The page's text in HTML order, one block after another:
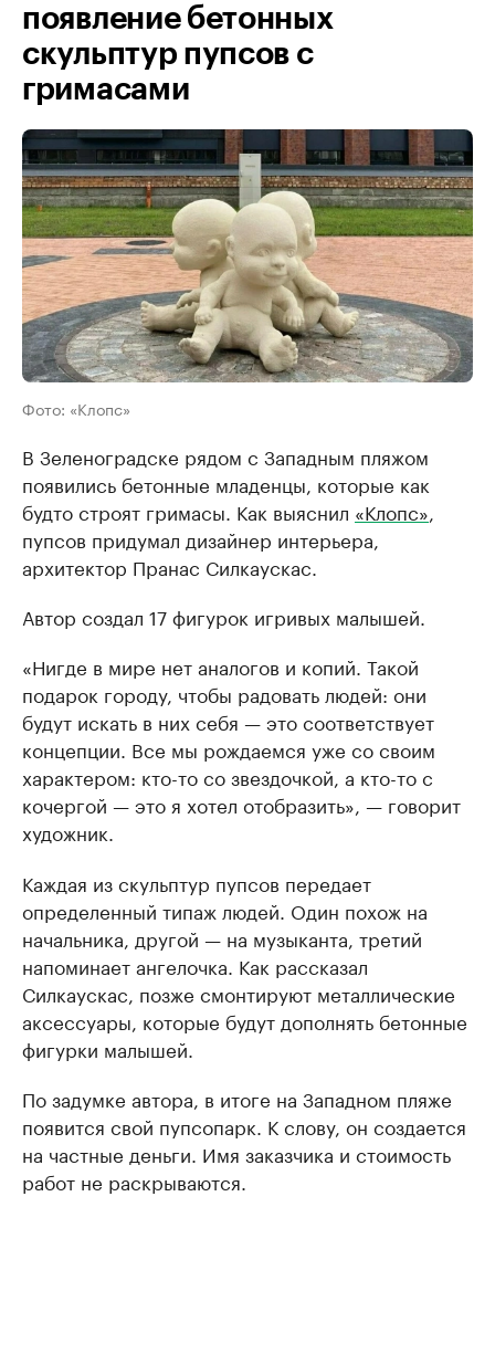
появление бетонных
скульптур пупсов с
гримасами
Фото: «Клопс»
В Зеленоградске рядом с Западным пляжом
появились бетонные младенцы, которые как
будто строят гримасы. Как выяснил «Клопс»
пупсов придумал дизайнер интерьера,
архитектор Пранас Силкаускас.
Автор создал 17 фигурок игривых малышей.
«Нигде в мире нет аналогов и копий. Такой
подарок городу, чтобы радовать людей: они
будут искать в них себя — это соответствует
концепции. Все мы рождаемся уже со своим
характером: кто-то со звездочкой, а кто-то с
кочергой — это я хотел отобразить», — говорит
художник.
Каждая из скульптур пупсов передает
определенный типаж людей. Один похож на
начальника, другой — на музыканта, третий
напоминает ангелочка. Как рассказал
Силкаускас, позже смонтируют металлические
аксессуары, которые будут дополнять бетонные
фигурки малышей.
По задумке автора, в итоге на Западном пляже
появится свой пупсопарк. К слову, он создается
на частные деньги. Имя заказчика и стоимость
работ не раскрываются.